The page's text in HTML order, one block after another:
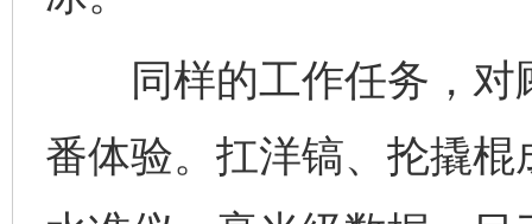
同样的工作任务，对
番体验。扛洋镐、抡撬